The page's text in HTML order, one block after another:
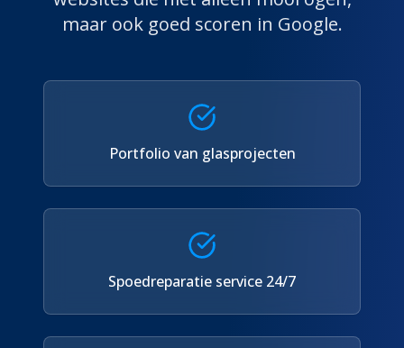
maar ook goed scoren in Google.
Portfolio van glasprojecten
Spoedreparatie service 24/7